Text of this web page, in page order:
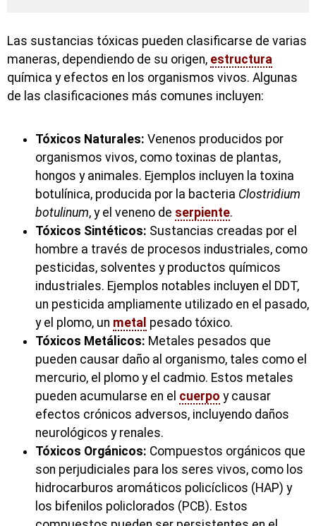
Las sustancias tóxicas pueden clasificarse de varias
maneras, dependiendo de su origen, estructura
química y efectos en los organismos vivos. Algunas
de las clasificaciones más comunes incluyen:
Tóxicos Naturales: Venenos producidos por
organismos vivos, como toxinas de plantas,
hongos y animales. Ejemplos incluyen la toxina
botulínica, producida por la bacteria Clostridium
botulinum, y el veneno de serpiente.
Tóxicos Sintéticos: Sustancias creadas por el
hombre a través de procesos industriales, como
pesticidas, solventes y productos químicos
industriales. Ejemplos notables incluyen el DDT,
un pesticida ampliamente utilizado en el pasado,
y el plomo, un metal pesado tóxico.
Tóxicos Metálicos: Metales pesados que
pueden causar daño al organismo, tales como el
mercurio, el plomo y el cadmio. Estos metales
pueden acumularse en el cuerpo y causar
efectos crónicos adversos, incluyendo daños
neurológicos y renales.
Tóxicos Orgánicos: Compuestos orgánicos que
son perjudiciales para los seres vivos, como los
hidrocarburos aromáticos policíclicos (HAP) y
los bifenilos policlorados (PCB). Estos